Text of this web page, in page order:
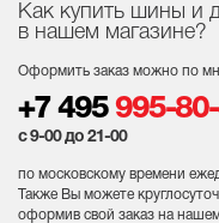
Как купить шины и
в нашем магазине?
Оформить заказ можно по
+7 495 995-
с 9-00 до 21-00
по московскому времени
Также Вы можете
оформив свой заказ на